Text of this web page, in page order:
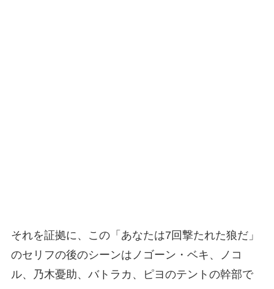
それを証拠に、この「あなたは7回撃たれた狼だ」
のセリフの後のシーンはノゴーン・ベキ、ノコ
ル、乃木憂助、バトラカ、ピヨのテントの幹部で